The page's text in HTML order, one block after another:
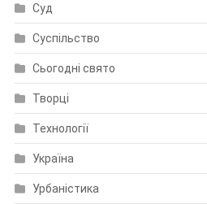
Суд
Суспільство
Сьогодні свято
Творці
Технології
Україна
Урбаністика